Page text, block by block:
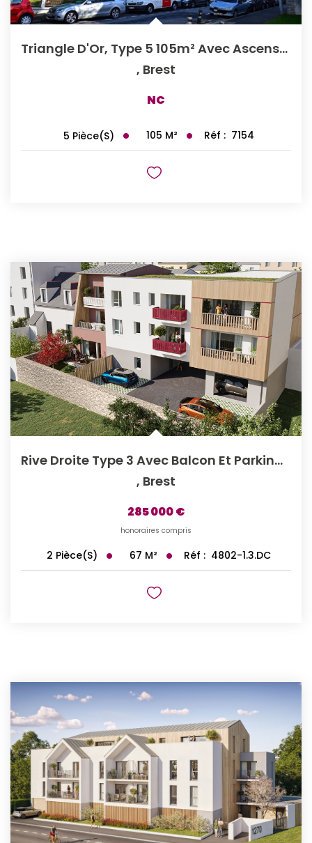
Triangle D'Or, Type 5 105m² Avec Ascenseur
, Brest
NC
5 Pièce(s) 105 M² Réf : 7154
Rive Droite Type 3 Avec Balcon Et Parking Privé
, Brest
285 000 €
honoraires compris
2 Pièce(s) 67 M² Réf : 4802-1.3.DC